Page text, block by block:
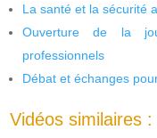
La santé et la sécurité
Ouverture de la
professionnels
Débat et échanges
Vidéos similaires :